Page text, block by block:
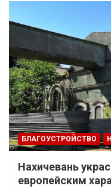
БЛАГОУСТРОЙСТВО
Нахичевань
европейским